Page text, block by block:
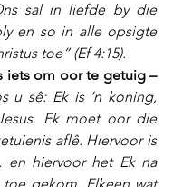
sal in liefde by die
en so in alle opsigte
toe” (Ef 4:15).
iets om oor te getuig –
u sê: Ek is ‘n koning,
Ek moet oor die
aflê. Hiervoor is
en hiervoor het Ek na